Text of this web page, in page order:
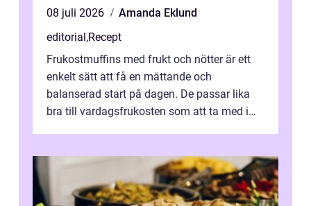
08 juli 2026
Amanda Eklund
editorial,Recept
Frukostmuffins med frukt och nötter är ett
enkelt sätt att få en mättande och
balanserad start på dagen. De passar lika
bra till vardagsfrukosten som att ta med i